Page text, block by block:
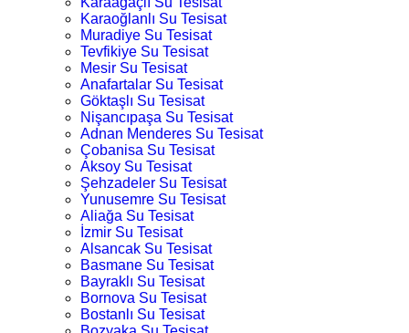
Karaoğlanlı Su Tesisat
Muradiye Su Tesisat
Tevfikiye Su Tesisat
Mesir Su Tesisat
Anafartalar Su Tesisat
Göktaşlı Su Tesisat
Nişancıpaşa Su Tesisat
Adnan Menderes Su Tesisat
Çobanisa Su Tesisat
Aksoy Su Tesisat
Şehzadeler Su Tesisat
Yunusemre Su Tesisat
Aliağa Su Tesisat
İzmir Su Tesisat
Alsancak Su Tesisat
Basmane Su Tesisat
Bayraklı Su Tesisat
Bornova Su Tesisat
Bostanlı Su Tesisat